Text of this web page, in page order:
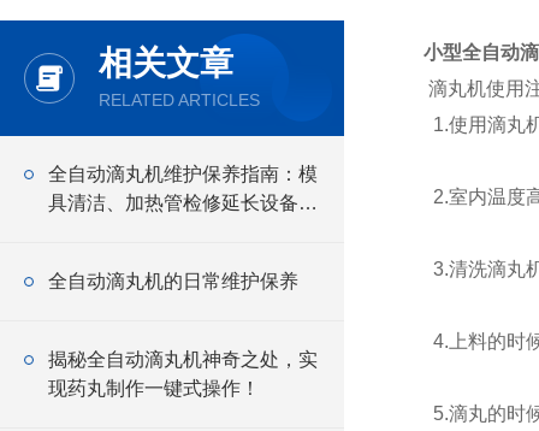
相关文章
RELATED ARTICLES
全自动滴丸机维护保养指南：模
具清洁、加热管检修延长设备使
全自动滴丸机的日常维护保养
揭秘全自动滴丸机神奇之处，实
现药丸制作一键式操作！
小型全自动
滴丸机使用
1.使用滴丸
2.室内温度
3.清洗滴丸
4.上料的时
5.滴丸的时